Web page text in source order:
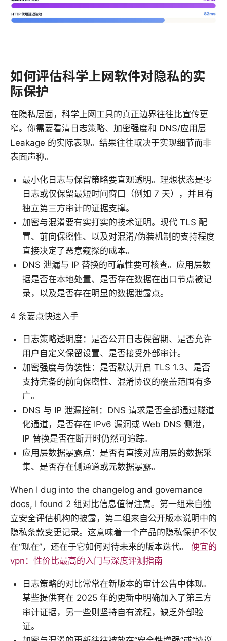
如何评估科学上网软件对隐私的实
际保护
在隐私层面，科学上网工具的真正边界往往比宣传更
窄。你需要看清日志策略、加密强度和 DNS/应用层
Leakage 的实际表现。结果往往取决于实现细节而非
表面声称。
最小化日志与保留策略要直观透明。理想状态是零
日志或仅保留最短时间窗口（例如 7 天），并且有
独立第三方审计的证据支撑。
加密与混淆要有实打实的技术证明。现代 TLS 配
置、前向保密性、以及对混淆/伪装机制的支持程度
直接决定了恶意窥探的成本。
DNS 泄漏与 IP 替换的可靠性要可核查。应用层数
据是否在本地处置、是否存在数据在出口节点被记
录，以及是否存在明显的数据泄露点。
4 条要点快速入手
日志策略透明度：是否公开日志保留期、是否允许
用户自定义保留设置、是否接受外部审计。
加密强度与伪装性：是否默认开启 TLS 1.3、是否
支持完备的前向保密性、混淆协议的覆盖范围有多
广。
DNS 与 IP 泄漏控制：DNS 请求是否全部通过隧道
化通道，是否存在 IPv6 漏洞或 Web DNS 侧泄，
IP 替换是否在断开时仍然可追踪。
应用层数据暴露点：是否有直接对应用层的数据采
集、是否存在侧通道或元数据暴露。
When I dug into the changelog and governance
docs, I found 2 组对比信息值得注意。第一组来自独
立安全评估机构的披露，第二组来自公开版本说明中的
隐私条款变更记录。这意味着一个产品的隐私保护不仅
在“现在”，还在于它如何对待未来的版本迭代。 便宜的
vpn：性价比最高的入门与深度评测指南
日志策略的对比常常在新版本的审计公告中体现。
某些提供商在 2025 年的更新中明确加入了第三方
审计证据，另一些则坚持自有流程，缺乏外部验
证。